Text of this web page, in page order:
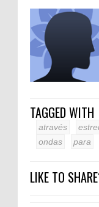
TAGGED WITH
através
ondas
para
LIKE TO